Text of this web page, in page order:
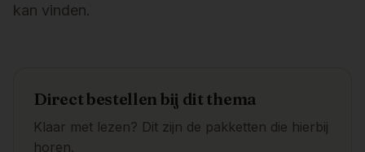
kan vinden.
Direct bestellen bij dit thema
Klaar met lezen? Dit zijn de pakketten die hierbij
horen.